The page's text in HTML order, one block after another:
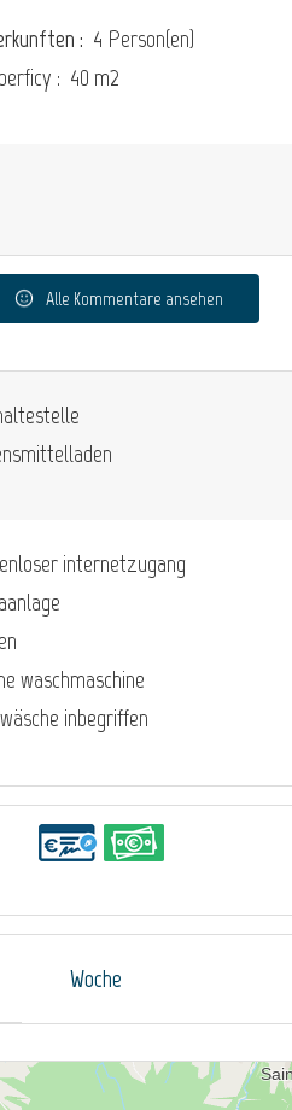
: 4 Person(en)
: 40 m2
Alle Kommentare ansehen
internetzugang
waschmaschine
inbegriffen
Woche